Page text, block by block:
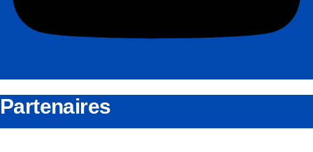
Partenaires